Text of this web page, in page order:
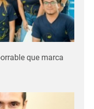
que marca